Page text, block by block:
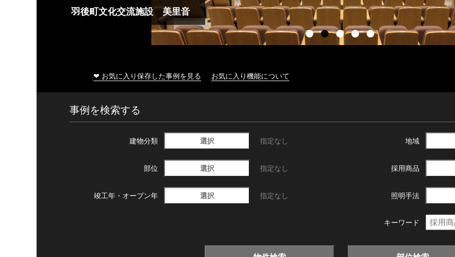
大船渡市民文化会館
❤ お気に入り保存した事例を見る お気に入り機能について
事例を検索する
建物分類 選択 指定なし 地域
部位 選択 指定なし 採用商品
竣工年・ オープン年 選択 指定なし 照明手法
キーワード